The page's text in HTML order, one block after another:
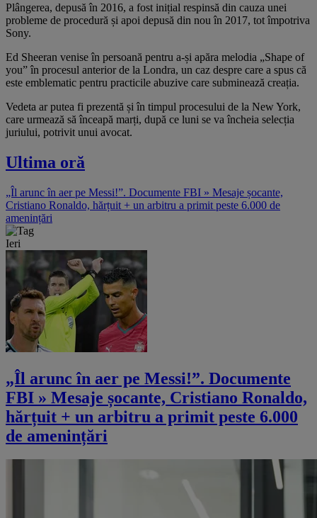
Plângerea, depusă în 2016, a fost inițial respinsă din cauza unei
probleme de procedură și apoi depusă din nou în 2017, tot împotriva
Sony.
Ed Sheeran venise în persoană pentru a-și apăra melodia „Shape of
you” în procesul anterior de la Londra, un caz despre care a spus că
este emblematic pentru practicile abuzive care subminează creația.
Vedeta ar putea fi prezentă și în timpul procesului de la New York,
care urmează să înceapă marți, după ce luni se va încheia selecția
juriului, potrivit unui avocat.
Ultima oră
„Îl arunc în aer pe Messi!”. Documente FBI » Mesaje șocante,
Cristiano Ronaldo, hărțuit + un arbitru a primit peste 6.000 de
amenințări
Ieri
„Îl arunc în aer pe Messi!”. Documente
FBI » Mesaje șocante, Cristiano Ronaldo,
hărțuit + un arbitru a primit peste 6.000
de amenințări